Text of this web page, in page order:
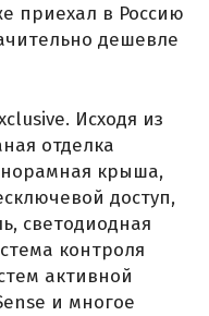
приехал в Россию
дешевле
Исходя из
отделка
крыша,
доступ,
светодиодная
контроля
активной
и многое